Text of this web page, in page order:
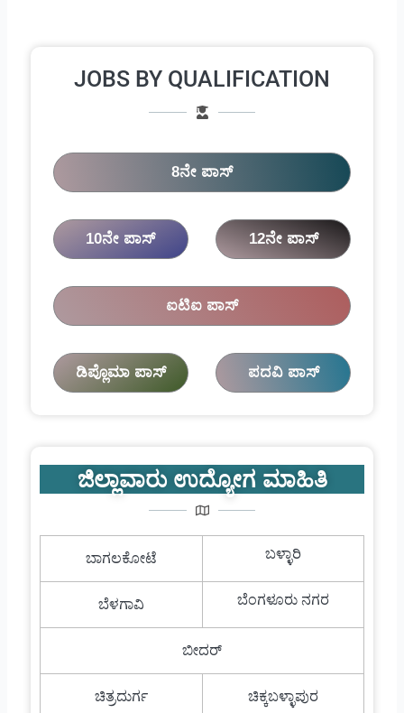
JOBS BY QUALIFICATION
8ನೇ ಪಾಸ್
10ನೇ ಪಾಸ್ 12ನೇ ಪಾಸ್
ಐಟಿಐ ಪಾಸ್
ಡಿಪ್ಲೊಮಾ ಪಾಸ್ ಪದವಿ ಪಾಸ್
ಜಿಲ್ಲಾವಾರು ಉದ್ಯೋಗ ಮಾಹಿತಿ
ಬಾಗಲಕೋಟೆ ಬಳ್ಳಾರಿ
ಬೆಳಗಾವಿ ಬೆಂಗಳೂರು ನಗರ
ಬೀದರ್
ಚಿತ್ರದುರ್ಗ ಚಿಕ್ಕಬಳ್ಳಾಪುರ